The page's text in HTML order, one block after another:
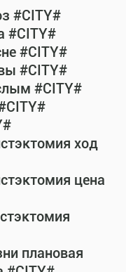
#CITY#
#CITY#
#CITY#
#CITY#
#CITY#
ход
цена
плановая